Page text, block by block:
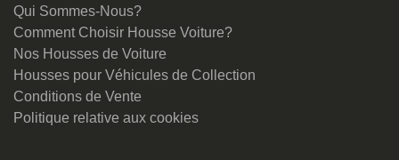
Qui Sommes-Nous?
Comment Choisir Housse Voiture?
Nos Housses de Voiture
Housses pour Véhicules de Collection
Conditions de Vente
Politique relative aux cookies